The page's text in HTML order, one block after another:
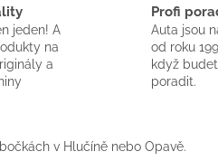
jeden! A
na
a
Profi
Auta jsou
od roku
když
poradit.
v Hlučíně nebo Opavě.